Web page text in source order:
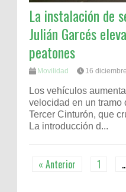
La instalación de
Julián Garcés
peatones
Movilidad 16
Los vehículos
velocidad en un tramo
Tercer Cinturón, que
La introducción d...
« Anterior 1